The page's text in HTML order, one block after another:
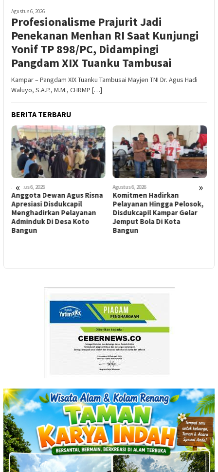
Agustus 6, 2026
Profesionalisme Prajurit Jadi
Penekanan Menhan RI Saat Kunjungi
Yonif TP 898/PC, Didampingi
Pangdam XIX Tuanku Tambusai
Kampar – Pangdam XIX Tuanku Tambusai Mayjen TNI Dr. Agus Hadi
Waluyo, S.A.P., M.M., CHRMP […]
BERITA TERBARU
« »
Agustus 6, 2026
Anggota Dewan Agus Risna
Apresiasi Disdukcapil
Menghadirkan Pelayanan
Adminduk Di Desa Koto
Bangun
Agustus 6, 2026
Komitmen Hadirkan
Pelayanan Hingga Pelosok,
Disdukcapil Kampar Gelar
Jemput Bola Di Kota
Bangun